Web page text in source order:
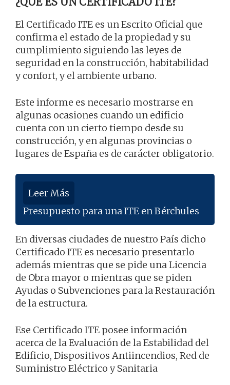
El Certificado ITE es un Escrito Oficial que
confirma el estado de la propiedad y su
cumplimiento siguiendo las leyes de
seguridad en la construcción, habitabilidad
y confort, y el ambiente urbano.
Este informe es necesario mostrarse en
algunas ocasiones cuando un edificio
cuenta con un cierto tiempo desde su
construcción, y en algunas provincias o
lugares de España es de carácter obligatorio.
Leer Más
Presupuesto para una ITE en Bérchules
En diversas ciudades de nuestro País dicho
Certificado ITE es necesario presentarlo
además mientras que se pide una Licencia
de Obra mayor o mientras que se piden
Ayudas o Subvenciones para la Restauración
de la estructura.
Ese Certificado ITE posee información
acerca de la Evaluación de la Estabilidad del
Edificio, Dispositivos Antiincendios, Red de
Suministro Eléctrico y Sanitaria